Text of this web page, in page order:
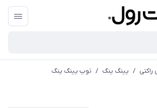
راکتی / پینگ پنگ / توپ پینگ پنگ